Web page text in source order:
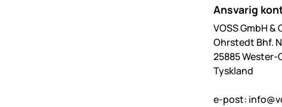
Ansvarig
VOSS GmbH &
Ohrstedt Bhf.
25885
Tyskland
e-post: